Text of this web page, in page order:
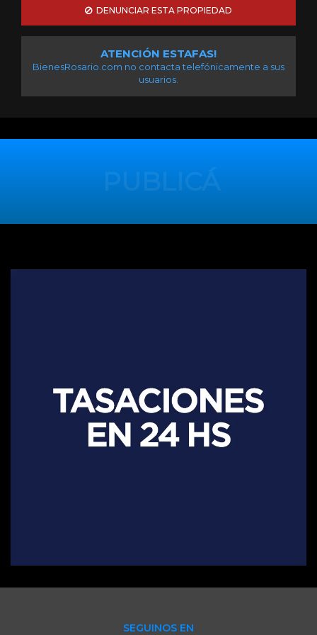
DENUNCIAR ESTA PROPIEDAD
ATENCIÓN ESTAFAS!
BienesRosario.com no contacta telefónicamente a sus
usuarios.
SEGUINOS EN